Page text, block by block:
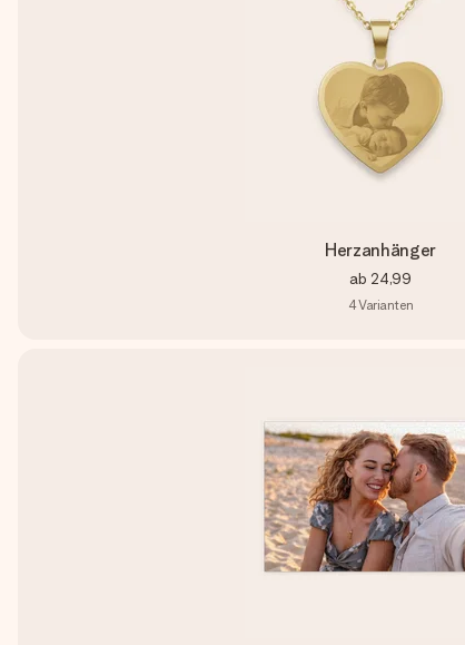
Herzanhänger
ab 24,99
4Varianten